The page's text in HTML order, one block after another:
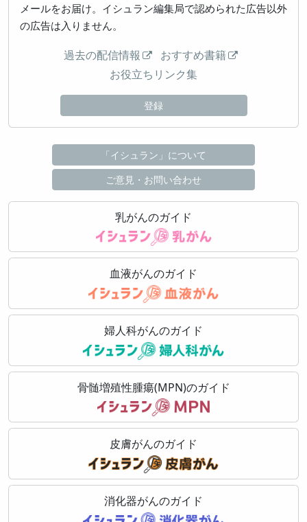
メールをお届け。イシュラン編集局で認められた広告以外
の広告は入りません。
過去の配信情報
おすすめ書籍
お役立ちリンク集
登録
「イシュラン」について
ご意見・お問い合わせ
乳がんのガイド
血液がんのガイド
婦人科がんのガイド
骨髄増殖性腫瘍(MPN)のガイド
皮膚がんのガイド
消化器がんのガイド